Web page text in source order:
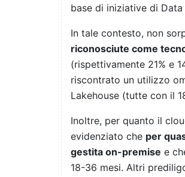
base di iniziative di
In tale contesto, non
riconosciute come
(rispettivamente 21% e
riscontrato un utilizzo
Lakehouse (tutte con il
Inoltre, per quanto il
evidenziato che per
gestita on-premise e
18-36 mesi. Altri